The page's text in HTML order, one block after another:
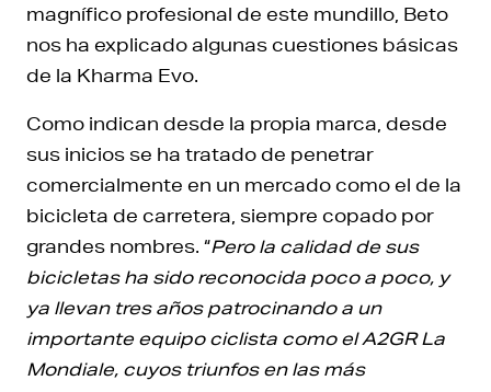
magnífico profesional de este mundillo, Beto
nos ha explicado algunas cuestiones básicas
de la Kharma Evo.
Como indican desde la propia marca, desde
sus inicios se ha tratado de penetrar
comercialmente en un mercado como el de la
bicicleta de carretera, siempre copado por
grandes nombres. “Pero la calidad de sus
bicicletas ha sido reconocida poco a poco, y
ya llevan tres años patrocinando a un
importante equipo ciclista como el A2GR La
Mondiale, cuyos triunfos en las más